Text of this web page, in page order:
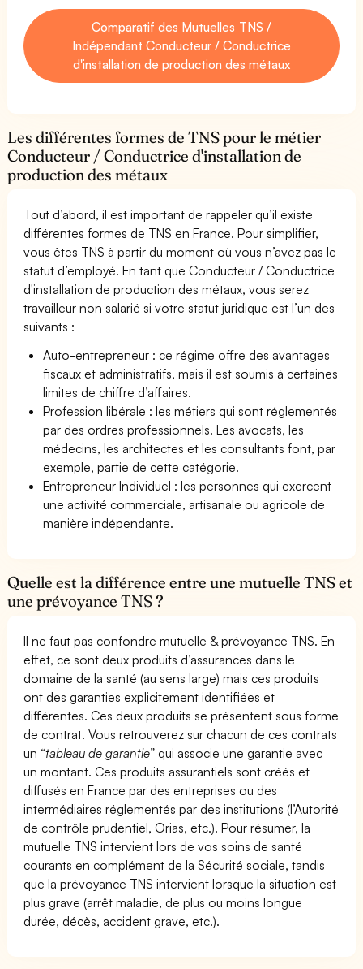
Comparatif des Mutuelles TNS /
Indépendant Conducteur / Conductrice
d'installation de production des métaux
Les différentes formes de TNS pour le métier
Conducteur / Conductrice d'installation de
production des métaux
Tout d’abord, il est important de rappeler qu’il existe
différentes formes de TNS en France. Pour simplifier,
vous êtes TNS à partir du moment où vous n’avez pas le
statut d’employé. En tant que Conducteur / Conductrice
d'installation de production des métaux, vous serez
travailleur non salarié si votre statut juridique est l’un des
suivants :
Auto-entrepreneur : ce régime offre des avantages
fiscaux et administratifs, mais il est soumis à certaines
limites de chiffre d’affaires.
Profession libérale : les métiers qui sont réglementés
par des ordres professionnels. Les avocats, les
médecins, les architectes et les consultants font, par
exemple, partie de cette catégorie.
Entrepreneur Individuel : les personnes qui exercent
une activité commerciale, artisanale ou agricole de
manière indépendante.
Quelle est la différence entre une mutuelle TNS et
une prévoyance TNS ?
Il ne faut pas confondre mutuelle & prévoyance TNS. En
effet, ce sont deux produits d’assurances dans le
domaine de la santé (au sens large) mais ces produits
ont des garanties explicitement identifiées et
différentes. Ces deux produits se présentent sous forme
de contrat. Vous retrouverez sur chacun de ces contrats
un “tableau de garantie” qui associe une garantie avec
un montant. Ces produits assurantiels sont créés et
diffusés en France par des entreprises ou des
intermédiaires réglementés par des institutions (l’Autorité
de contrôle prudentiel, Orias, etc.). Pour résumer, la
mutuelle TNS intervient lors de vos soins de santé
courants en complément de la Sécurité sociale, tandis
que la prévoyance TNS intervient lorsque la situation est
plus grave (arrêt maladie, de plus ou moins longue
durée, décès, accident grave, etc.).